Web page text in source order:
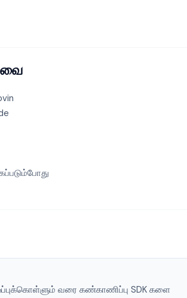
வரை கண்காணிப்பு SDK களை